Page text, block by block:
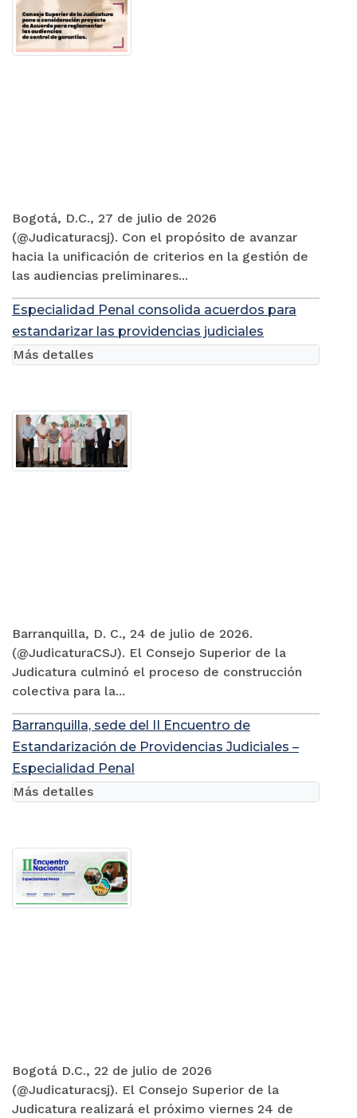
Bogotá, D.C., 27 de julio de 2026
(@Judicaturacsj). Con el propósito de avanzar
hacia la unificación de criterios en la gestión de
las audiencias preliminares...
Especialidad Penal consolida acuerdos para
estandarizar las providencias judiciales
Barranquilla, D. C., 24 de julio de 2026.
(@JudicaturaCSJ). El Consejo Superior de la
Judicatura culminó el proceso de construcción
colectiva para la...
Más detalles
Barranquilla, sede del II Encuentro de
Estandarización de Providencias Judiciales –
Especialidad Penal
Bogotá D.C., 22 de julio de 2026
(@Judicaturacsj). El Consejo Superior de la
Judicatura realizará el próximo viernes 24 de
Más detalles